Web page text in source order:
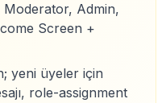
Admin,
Screen +
yeni üyeler için
role-assignment